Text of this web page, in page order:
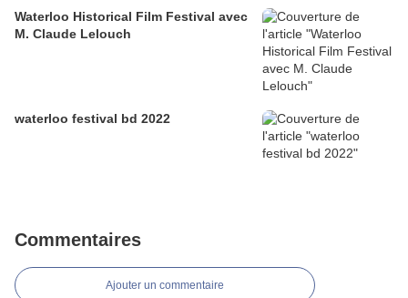
Waterloo Historical Film Festival avec
M. Claude Lelouch
waterloo festival bd 2022
Commentaires
Ajouter un commentaire